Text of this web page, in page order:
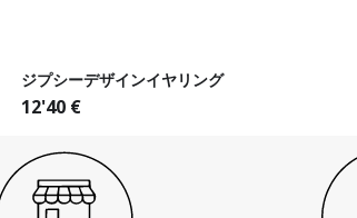
ジプシーデザインイヤリング
12'40 €